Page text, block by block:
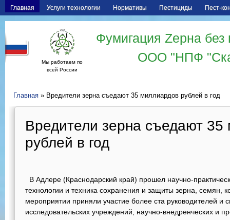
Главная Услуги технологии Нормативы Пестициды Пест-
Мы работаем по
всей России
Фумигация Zерна
ООО "НПФ
Главная » Вредители зерна съедают 35 миллиардов рублей в год
Вредители зерна съедают 35
рублей в год
В Адлере (Краснодарский край) прошел научно-
технологии и техника сохранения и защиты зерна, семян,
мероприятии приняли участие более ста руководителей и
исследовательских учреждений, научно-внедренческих и